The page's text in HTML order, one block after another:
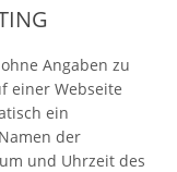
Angaben zu
einer Webseite
ein
der
und Uhrzeit des